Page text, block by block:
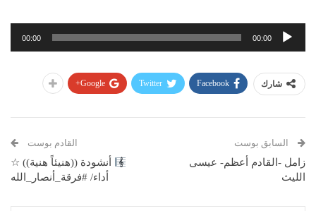
مشغل
00:00
00:00
شارك Facebook
Twitter
Google+
السابق بوست
زامل -القادم أعظم- عيسى
الليث
القادم بوست
أنشودة ((هنيئاً هنية)) ☆
أداء/ #فرقة_أنصار_الله